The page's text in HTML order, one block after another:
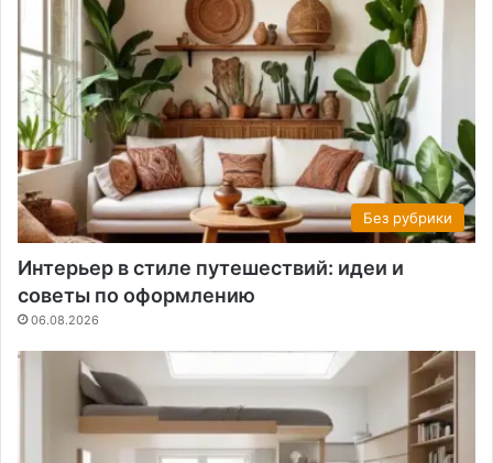
Без рубрики
Интерьер в стиле путешествий: идеи и
советы по оформлению
06.08.2026